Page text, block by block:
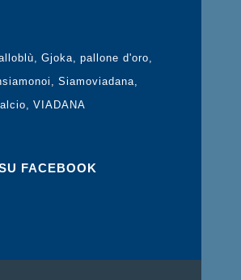
Gjoka pallone d'oro
Siamoviadana
VIADANA
FACEBOOK